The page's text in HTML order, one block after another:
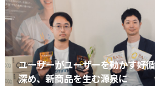
ユーザーがユーザーを動かす好
深め、新商品を生む源泉に